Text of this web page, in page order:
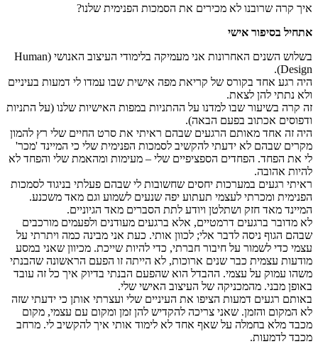
איך קרה שרובנו לא מכירים את הסמכות הפנימית שלנו?
אתחיל בסיפור אישי
בשלוש השנים האחרונות אני מעמיקה בלימודי העיצוב האנושי (Human
Design).
היה רגע אחד בקורס של קריאת מפה אישית שבו עמדו לי דמעות בעיניים
ולא נתתי להן לצאת.
זה קרה בשיעור שבו למדנו על ההתניות במפות האישיות שלנו (על התניות
ודפוסים אכתוב בפעם הבאה).
היה זה אחד מאותם הרגעים שבהם ראיתי את סרט החיים שלי רץ להמון
מקרים שבהם לא ידעתי להקשיב לסמכות הפנימית שלי כי המיינד 'מכר'
לי את הפחד. הפחדים הספציפיים שלי – מעימות ומהאמת שלי והפחד לא
להיות אהובה.
ראיתי רגעים במערכות יחסים שחשובות לי שבהם פעלתי בניגוד לסמכות
הפנימית ומכרתי לעצמי תעתוע יפה שנעים לשמוע וגם מאד משכנע.
המיינד מאד חזק ושתלטן ויודע לתת הסברים מאד הגיוניים.
לא מדובר ברגעים דרמטיים, אלא ברגעים מעודנים ולפעמים מורכבים
שבהם הגוף ניסה לדבר אלי; לכוון אותי. כעת אני מבינה כמה ויתרתי על
עצמי כדי לשמור על חיבור חברתי, כדי להיות שייכת. מכיוון שאני במסע
מודעות עצמית כבר שנים ארוכות, לא הייתה זו הפעם הראשונה שהבנתי
משהו עמוק על עצמי. ההבדל הוא שהפעם הבנתי בדיוק איך כל זה עובד
באופן מבני. מהמכניקה של העיצוב האישי שלי.
באותם רגעים דמעות הציפו את העיניים שלי ועצרתי אותן כי ידעתי שזה
לא המקום והזמן. שאני צריכה להקדיש להן זמן ומקום עם עצמי, מקום
מכבד מלא בחמלה על שאף אחד לא לימוד אותי איך להקשיב לי. מרחב
מכבד לדמעות.